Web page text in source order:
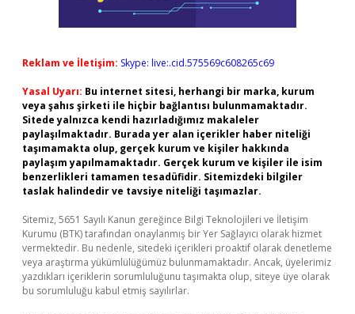
Reklam ve İletişim: Skype: live:.cid.575569c608265c69
Yasal Uyarı: Bu internet sitesi, herhangi bir marka, kurum
veya şahıs şirketi ile hiçbir bağlantısı bulunmamaktadır.
Sitede yalnızca kendi hazırladığımız makaleler
paylaşılmaktadır. Burada yer alan içerikler haber niteliği
taşımamakta olup, gerçek kurum ve kişiler hakkında
paylaşım yapılmamaktadır. Gerçek kurum ve kişiler ile isim
benzerlikleri tamamen tesadüfidir. Sitemizdeki bilgiler
taslak halindedir ve tavsiye niteliği taşımazlar.
Sitemiz, 5651 Sayılı Kanun gereğince Bilgi Teknolojileri ve İletişim
Kurumu (BTK) tarafından onaylanmış bir Yer Sağlayıcı olarak hizmet
vermektedir. Bu nedenle, sitedeki içerikleri proaktif olarak denetleme
veya araştırma yükümlülüğümüz bulunmamaktadır. Ancak, üyelerimiz
yazdıkları içeriklerin sorumluluğunu taşımakta olup, siteye üye olarak
bu sorumluluğu kabul etmiş sayılırlar.